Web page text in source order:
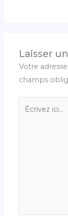
Laisser
Votre
champs
Écrivez